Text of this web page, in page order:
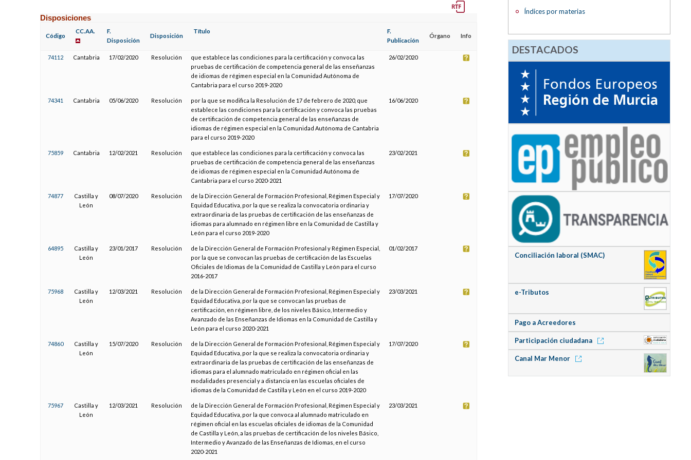
Disposiciones
Código
CC.AA.
F.
Disposición
Disposición
Título
F.
Publicación
Órgano Info
74112 Cantabria 17/02/2020 Resolución
que establece las condiciones para la certificación y convoca las
pruebas de certificación de competencia general de las enseñanzas
de idiomas de régimen especial en la Comunidad Autónoma de
Cantabria para el curso 2019-2020
26/02/2020
74341 Cantabria 05/06/2020 Resolución
por la que se modifica la Resolución de 17 de febrero de 2020, que
establece las condiciones para la certificación y convoca las pruebas
de certificación de competencia general de las enseñanzas de
idiomas de régimen especial en la Comunidad Autónoma de Cantabria
para el curso 2019-2020
16/06/2020
75859 Cantabria 12/02/2021 Resolución
que establece las condiciones para la certificación y convoca las
pruebas de certificación de competencia general de las enseñanzas
de idiomas de régimen especial en la Comunidad Autónoma de
Cantabria para el curso 2020-2021
23/02/2021
74877
Castilla y
León
08/07/2020 Resolución
de la Dirección General de Formación Profesional, Régimen Especial y
Equidad Educativa, por la que se realiza la convocatoria ordinaria y
extraordinaria de las pruebas de certificación de las enseñanzas de
idiomas para alumnado en régimen libre en la Comunidad de Castilla y
León para el curso 2019-2020
17/07/2020
64895
Castilla y
León
23/01/2017 Resolución
de la Dirección General de Formación Profesional y Régimen Especial,
por la que se convocan las pruebas de certificación de las Escuelas
Oficiales de Idiomas de la Comunidad de Castilla y León para el curso
2016-2017
01/02/2017
75968
Castilla y
León
12/03/2021 Resolución
de la Dirección General de Formación Profesional, Régimen Especial y
Equidad Educativa, por la que se convocan las pruebas de
certificación, en régimen libre, de los niveles Básico, Intermedio y
Avanzado de las Enseñanzas de Idiomas en la Comunidad de Castilla y
León para el curso 2020-2021
23/03/2021
74860
Castilla y
León
15/07/2020 Resolución
de la Dirección General de Formación Profesional, Régimen Especial y
Equidad Educativa, por la que se realiza la convocatoria ordinaria y
extraordinaria de las pruebas de certificación de las enseñanzas de
idiomas para el alumnado matriculado en régimen oficial en las
modalidades presencial y a distancia en las escuelas oficiales de
idiomas de la Comunidad de Castilla y León en el curso 2019-2020
17/07/2020
75967
Castilla y
León
12/03/2021 Resolución
de la Dirección General de Formación Profesional, Régimen Especial y
Equidad Educativa, por la que convoca al alumnado matriculado en
régimen oficial en las escuelas oficiales de idiomas de la Comunidad
de Castilla y León, a las pruebas de certificación de los niveles Básico,
Intermedio y Avanzado de las Enseñanzas de Idiomas, en el curso
2020-2021
23/03/2021
Índices por materias
DESTACADOS
Conciliación laboral (SMAC)
e-Tributos
Pago a Acreedores
Participación ciudadana
Canal Mar Menor